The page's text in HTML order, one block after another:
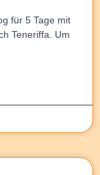
für 5 Tage mit
Teneriffa. Um